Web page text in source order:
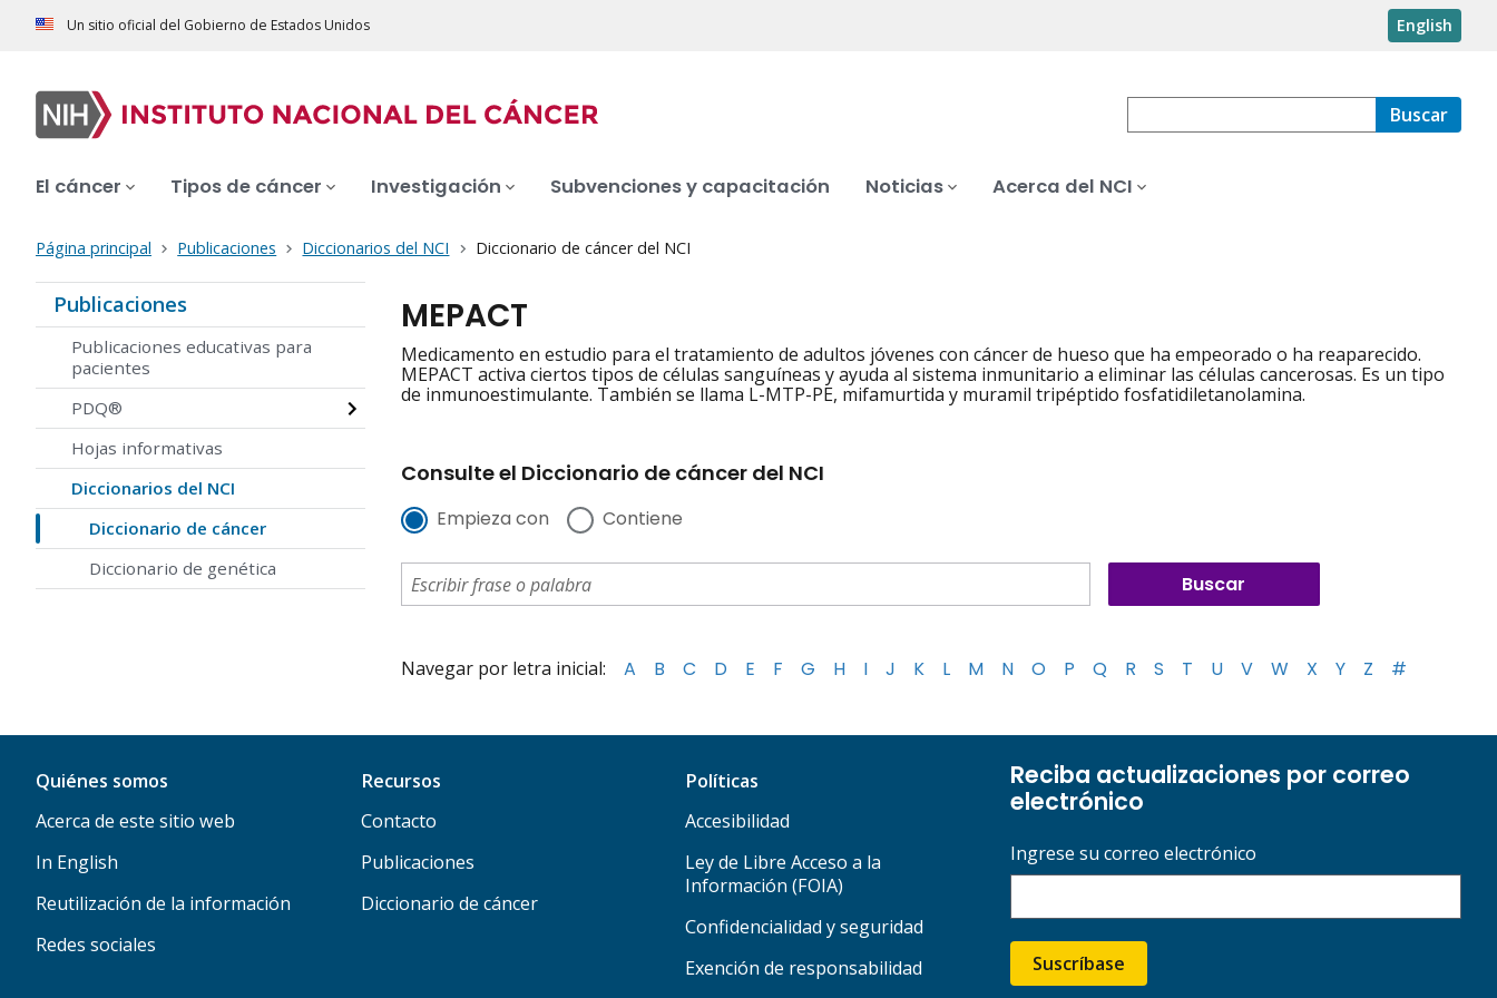
Un sitio oficial del Gobierno de Estados Unidos English
Buscar
El cáncer Tipos de cáncer Investigación Subvenciones y capacitación Noticias Acerca del NCI
Página principal Publicaciones Diccionarios del NCI Diccionario de cáncer del NCI
Publicaciones
Publicaciones educativas para
pacientes
PDQ®
Hojas informativas
Diccionarios del NCI
Diccionario de cáncer
Diccionario de genética
MEPACT
Medicamento en estudio para el tratamiento de adultos jóvenes con cáncer de hueso que ha empeorado o ha reaparecido.
MEPACT activa ciertos tipos de células sanguíneas y ayuda al sistema inmunitario a eliminar las células cancerosas. Es un tipo
de inmunoestimulante. También se llama L-MTP-PE, mifamurtida y muramil tripéptido fosfatidiletanolamina.
Consulte el Diccionario de cáncer del NCI
Empieza con Contiene
Navegar por letra inicial: A B C D E F G H I J K L M N O P Q R S T U V W X Y Z #
Quiénes somos
Acerca de este sitio web
In English
Reutilización de la información
Redes sociales
Recursos
Contacto
Publicaciones
Diccionario de cáncer
Políticas
Accesibilidad
Ley de Libre Acceso a la
Información (FOIA)
Confidencialidad y seguridad
Exención de responsabilidad
Reciba actualizaciones por correo
electrónico
Ingrese su correo electrónico
Suscríbase